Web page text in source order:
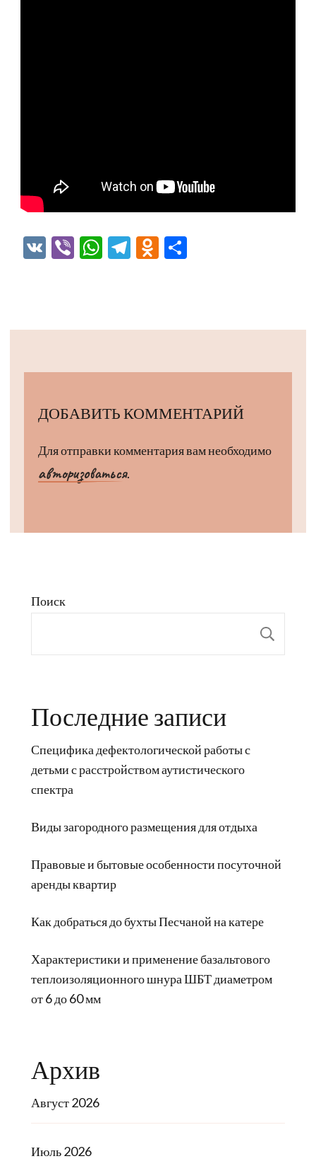
VK ViberWhatsApp
Telegram
Odnoklassniki
ДОБАВИТЬ КОММЕНТАРИЙ
Для отправки комментария вам необходимо
авторизоваться.
Поиск
Последние записи
Специфика дефектологической работы с
детьми с расстройством аутистического
спектра
Виды загородного размещения для отдыха
Правовые и бытовые особенности посуточной
аренды квартир
Как добраться до бухты Песчаной на катере
Характеристики и применение базальтового
теплоизоляционного шнура ШБТ диаметром
от 6 до 60 мм
Архив
Август 2026
Июль 2026